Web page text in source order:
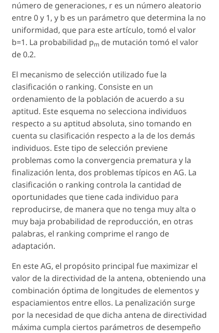
número de generaciones, r es un número aleatorio
entre 0 y 1, y b es un parámetro que determina la no
uniformidad, que para este artículo, tomó el valor
b=1. La probabilidad pm de mutación tomó el valor
de 0.2.
El mecanismo de selección utilizado fue la
clasificación o ranking. Consiste en un
ordenamiento de la población de acuerdo a su
aptitud. Este esquema no selecciona individuos
respecto a su aptitud absoluta, sino tomando en
cuenta su clasificación respecto a la de los demás
individuos. Este tipo de selección previene
problemas como la convergencia prematura y la
finalización lenta, dos problemas típicos en AG. La
clasificación o ranking controla la cantidad de
oportunidades que tiene cada individuo para
reproducirse, de manera que no tenga muy alta o
muy baja probabilidad de reproducción, en otras
palabras, el ranking comprime el rango de
adaptación.
En este AG, el propósito principal fue maximizar el
valor de la directividad de la antena, obteniendo una
combinación óptima de longitudes de elementos y
espaciamientos entre ellos. La penalización surge
por la necesidad de que dicha antena de directividad
máxima cumpla ciertos parámetros de desempeño